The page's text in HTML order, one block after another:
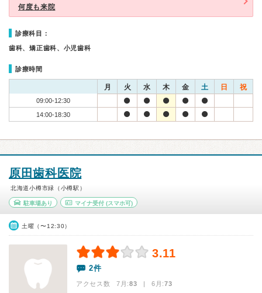
何度も来院
診療科目：
歯科、矯正歯科、小児歯科
診療時間
月 火 水 木 金 土 日 祝
09:00-12:30
14:00-18:30
原田歯科医院
北海道小樽市緑（小樽駅）
駐車場あり マイナ受付(スマホ可)
土曜（〜12:30）
3.11
2件
アクセス数 7月:83 | 6月:73